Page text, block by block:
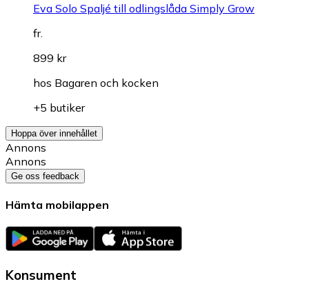
Eva Solo Spaljé till odlingslåda Simply Grow
fr.
899 kr
hos Bagaren och kocken
+5 butiker
Hoppa över innehållet
Annons
Annons
Ge oss feedback
Hämta mobilappen
Konsument